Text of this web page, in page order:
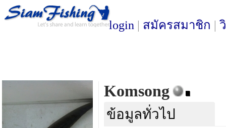
login | สมัครสมาชิก |
Komsong
ข้อมูลทั่วไป